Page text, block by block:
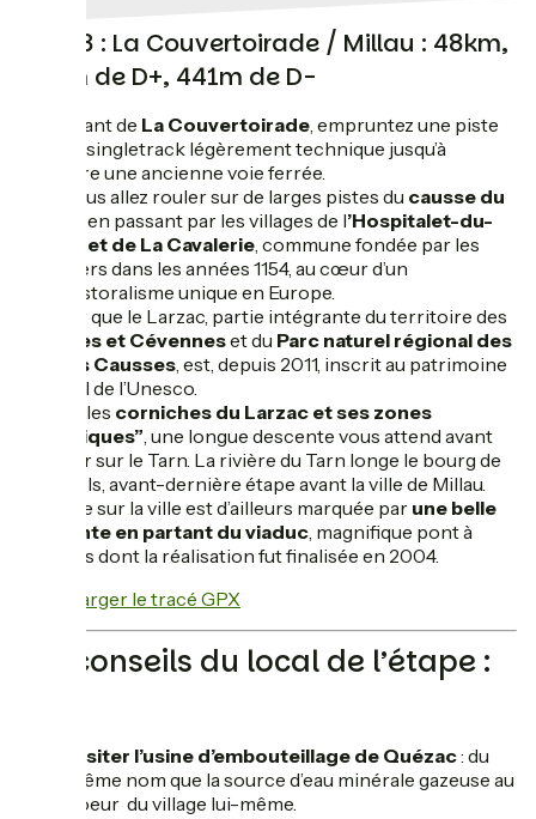
Jour 8 : La Couvertoirade / Millau : 48km,
834m de D+, 441m de D-
En partant de La Couvertoirade, empruntez une piste
puis un singletrack légèrement technique jusqu’à
atteindre une ancienne voie ferrée.
D’ici, vous allez rouler sur de larges pistes du causse du
en passant par les villages de l’Hospitalet-du-
Larzac et de La Cavalerie, commune fondée par les
Templiers dans les années 1154, au cœur d’un
agropastoralisme unique en Europe.
À noter que le Larzac, partie intégrante du territoire des
Causses et Cévenneset du Parc naturel régional des
Grands Causses, est, depuis 2011, inscrit au patrimoine
mondial de l’Unesco.
Depuis les corniches du Larzac et ses zones
“steppiques”, une longue descente vous attend avant
d’arriver sur le Tarn. La rivière du Tarn longe le bourg de
Creissels, avant-dernière étape avant la ville de Millau.
L’arrivée sur la ville est d’ailleurs marquée par une belle
descente en partant du viaduc, magnifique pont à
haubans dont la réalisation fut finalisée en 2004.
Télécharger le tracé GPX
Les conseils du local de l’étape :
Visiter l’usine d’embouteillage de Quézac: du
même nom que la source d’eau minérale gazeuse au
coeur du village lui-même.